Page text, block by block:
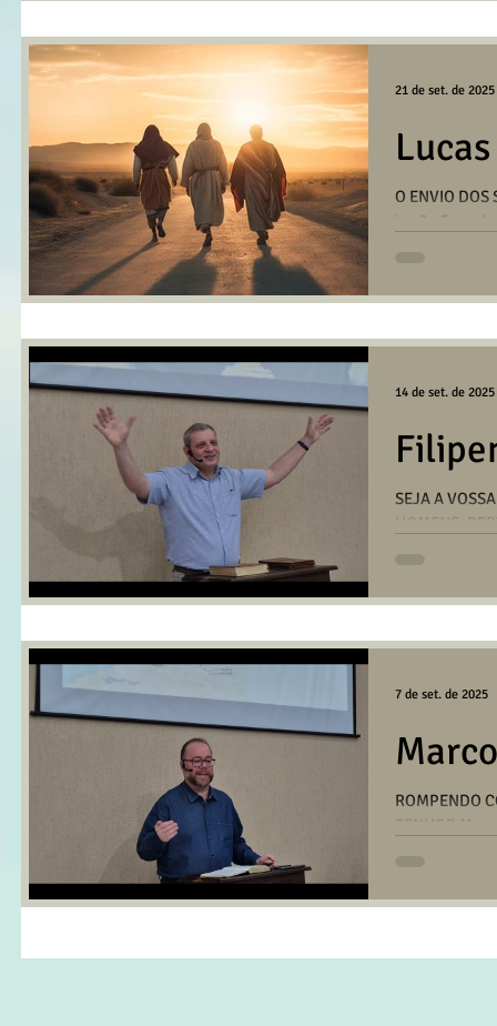
O ENVIO
irmão
21 de set. de 2025
SEJA A
HOMENS.
14 de set. de 2025
ROMPENDO
SENHOR
7 de set. de 2025